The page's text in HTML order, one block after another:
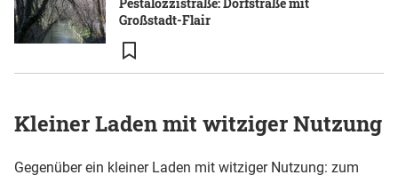
Pestalozzistraße: Dorfstraße mit
Großstadt-Flair
Kleiner Laden mit witziger Nutzung
Gegenüber ein kleiner Laden mit witziger Nutzung: zum